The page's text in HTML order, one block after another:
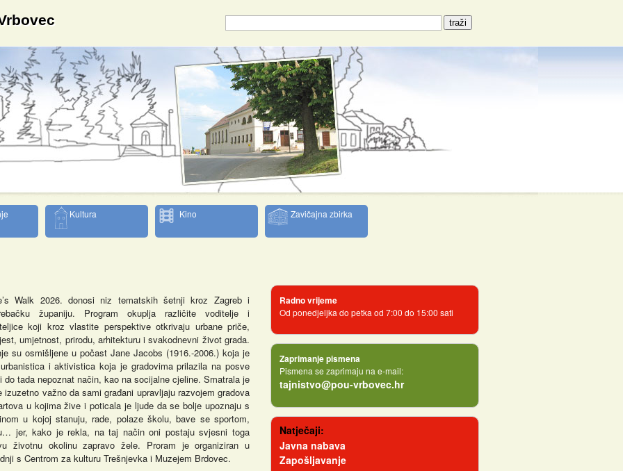
Kultura Kino Zavičajna zbirka
Walk 2026. donosi niz tematskih šetnji kroz Zagreb i
županiju. Program okuplja različite voditelje i
koji kroz vlastite perspektive otkrivaju urbane priče,
umjetnost, prirodu, arhitekturu i svakodnevni život grada.
su osmišljene u počast Jane Jacobs (1916.-2006.) koja je
i aktivistica koja je gradovima prilazila na posve
do tada nepoznat način, kao na socijalne cjeline. Smatrala je
izuzetno važno da sami građani upravljaju razvojem gradova
u kojima žive i poticala je ljude da se bolje upoznaju s
u kojoj stanuju, rade, polaze školu, bave se sportom,
jer, kako je rekla, na taj način oni postaju svjesni toga
životnu okolinu zapravo žele. Proram je organiziran u
s Centrom za kulturu Trešnjevka i Muzejem Brdovec.
Radno vrijeme
Od ponedjeljka do petka od 7:00 do 15:00 sati
Zaprimanje pismena
Pismena se zaprimaju na e-mail:
tajnistvo@pou-vrbovec.hr
Natječaji:
Javna nabava
Zapošljavanje